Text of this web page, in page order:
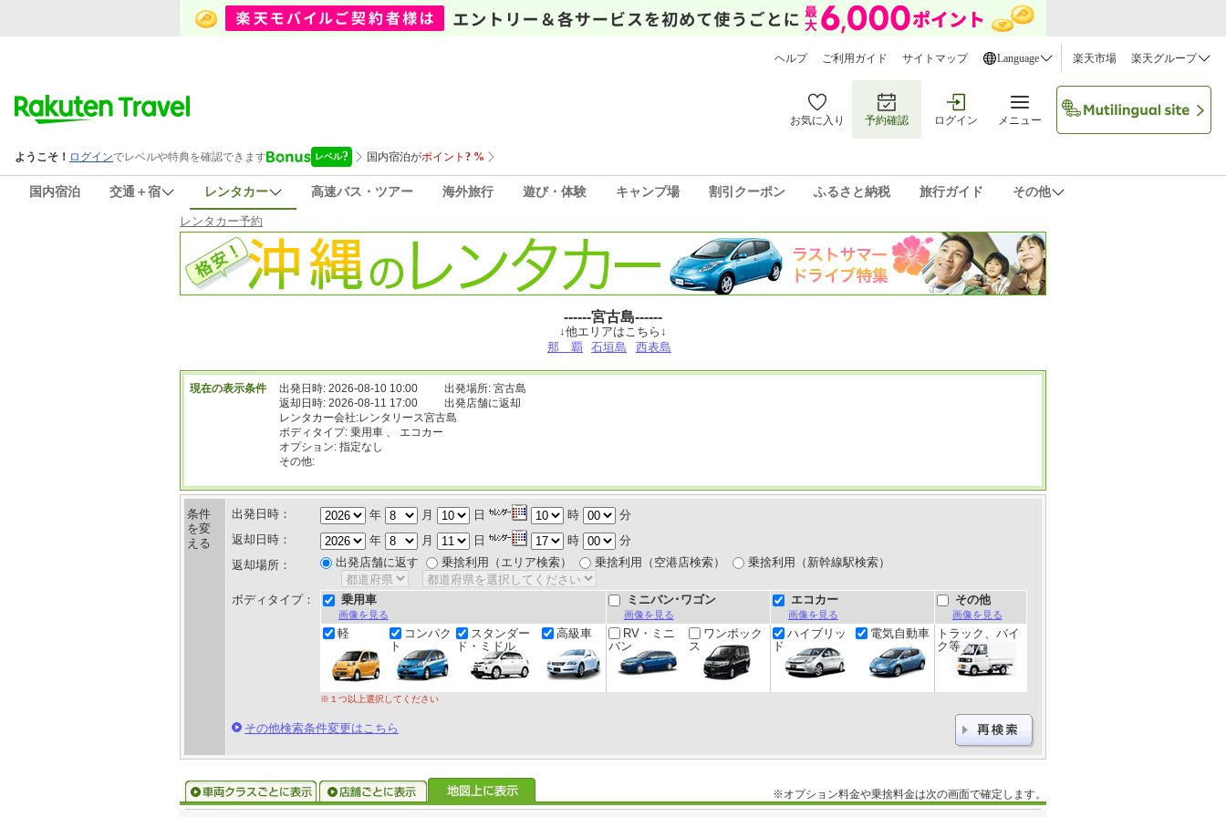
ヘルプ ご利用ガイド サイトマップ Language 楽天市場 楽天グループ
お気に入り 予約確認 ログイン メニュー
国内宿泊 交通＋宿 レンタカー 高速バス・ツアー 海外旅行 遊び・体験 キャンプ場 割引クーポン ふるさと納税 旅行ガイド その他
レンタカー予約
------宮古島------
↓他エリアはこちら↓
那 覇
石垣島 西表島
現在の表示条件 出発日時: 2026-08-10 10:00
出発場所: 宮古島
返却日時: 2026-08-11 17:00
出発店舗に返却
レンタカー会社:レンタリース宮古島
ボディタイプ: 乗用車 、 エコカー
オプション: 指定なし
その他:
条件
を変
える
出発日時： 年 月 日 時
分
返却日時：
年 月 日 時
分
返却場所：
出発店舗に返す 乗捨利用（エリア検索） 乗捨利用（空港店検索） 乗捨利用（新幹線駅検索）
ボディタイプ： 乗用車
画像を見る
ミニバン･ワゴン
画像を見る
エコカー
画像を見る
その他
画像を見る
軽
コンパク
ト
スタンダー
ド・ミドル
高級車
RV・ミニ
バン
ワンボック
ス
ハイブリッ
ド
電気自動車
トラック、バイ
ク等
※１つ以上選択してください
その他検索条件変更はこちら
※オプション料金や乗捨料金は次の画面で確定します。